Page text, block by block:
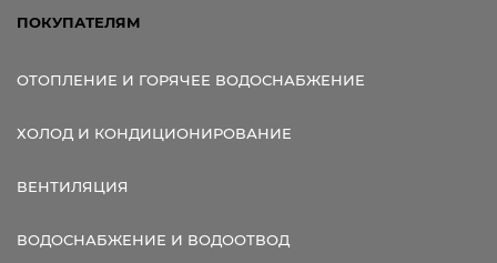
ПОКУПАТЕЛЯМ
ОТОПЛЕНИЕ И ГОРЯЧЕЕ ВОДОСНАБЖЕНИЕ
ХОЛОД И КОНДИЦИОНИРОВАНИЕ
ВЕНТИЛЯЦИЯ
ВОДОСНАБЖЕНИЕ И ВОДООТВОД